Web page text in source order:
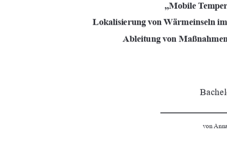
„Mobile
Lokalisierung von Wärmeinseln
Ableitung von
von